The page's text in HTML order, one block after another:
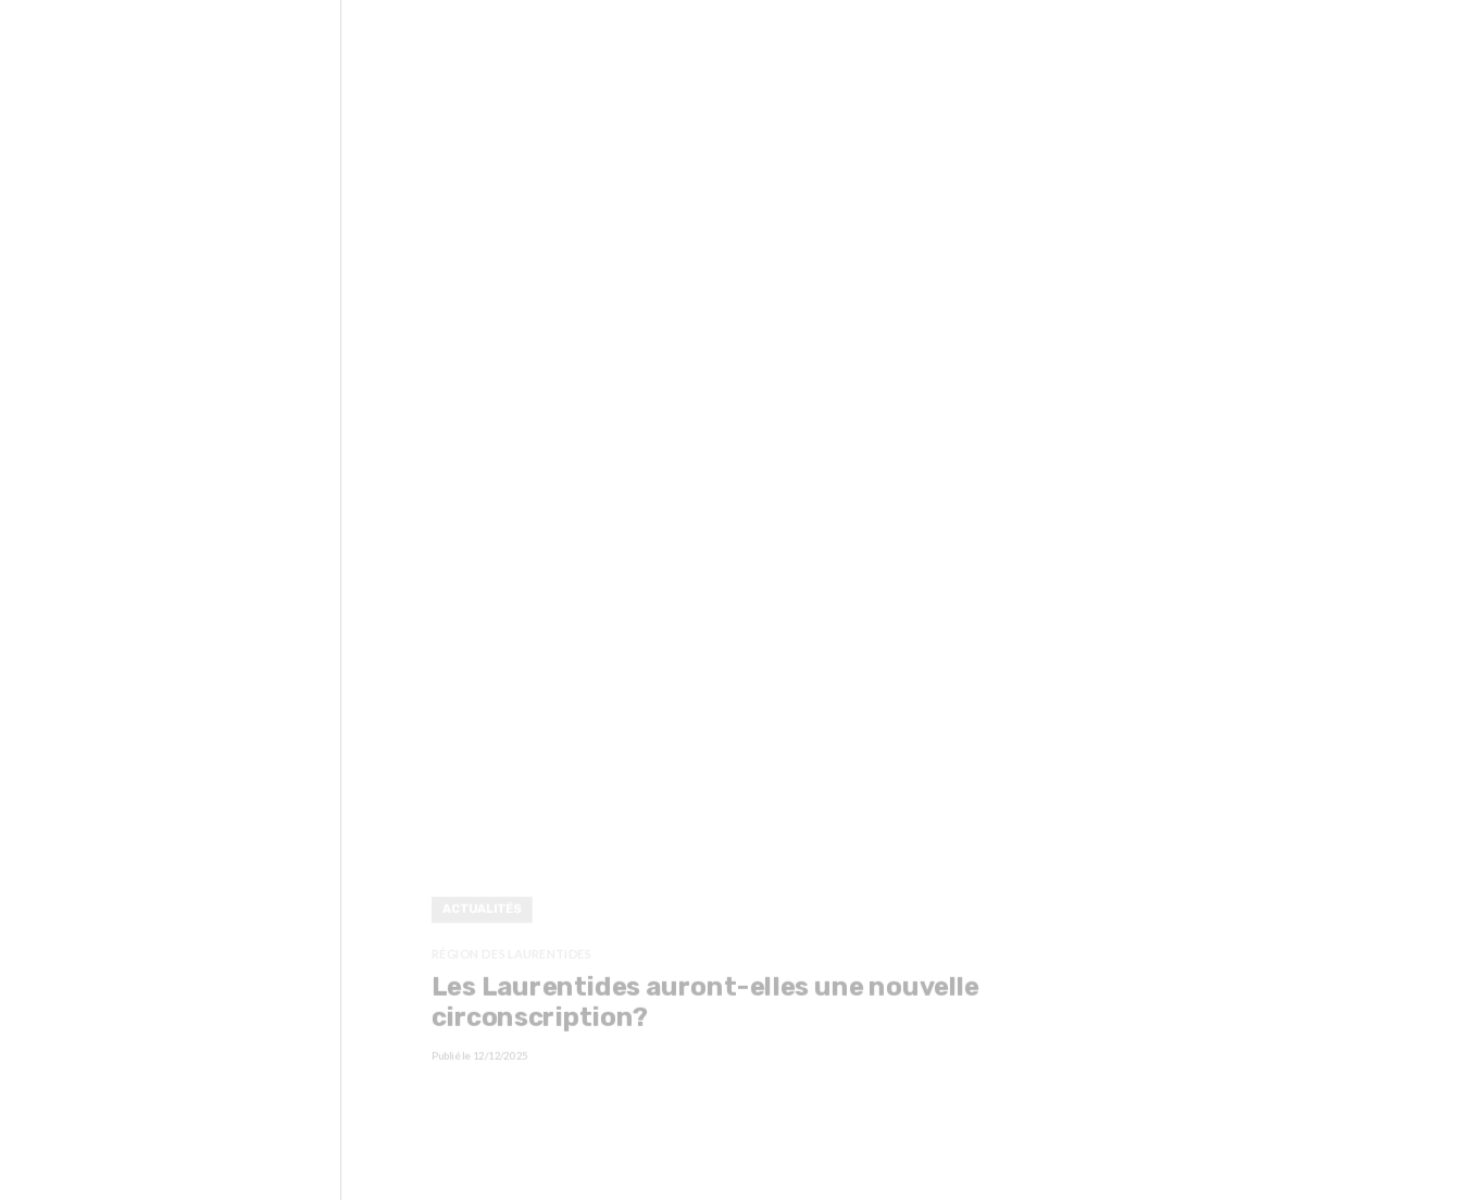
Les Laurentides auront-elles une nouvelle
circonscription?
Publié le 12/12/2025